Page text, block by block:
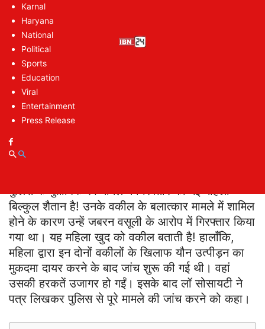
Karnal
Haryana
National
Political
Sports
Education
Viral
Entertainment
Press Release
https://www.facebook.com/
पुलिस के मुताबिक रेप मामले में गिरफ्तार की गई महिला
बिल्कुल शैतान है! उनके वकील के बलात्कार मामले में शामिल
होने के कारण उन्हें जबरन वसूली के आरोप में गिरफ्तार किया
गया था। यह महिला खुद को वकील बताती है! हालाँकि,
महिला द्वारा इन दोनों वकीलों के खिलाफ यौन उत्पीड़न का
मुकदमा दायर करने के बाद जांच शुरू की गई थी। वहां
उसकी हरकतें उजागर हो गईं। इसके बाद लॉ सोसायटी ने
पत्र लिखकर पुलिस से पूरे मामले की जांच करने को कहा।